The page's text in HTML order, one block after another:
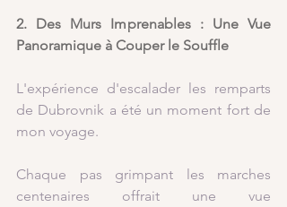
2. Des Murs Imprenables : Une Vue
Panoramique à Couper le Souffle
L'expérience d'escalader les remparts
de Dubrovnik a été un moment fort de
mon voyage.
Chaque pas grimpant les marches
centenaires offrait une vue